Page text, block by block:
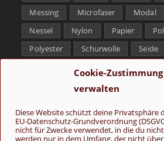
Cookie-Zustimmung
verwalten
Diese Website schützt deine Privatsphäre
EU-Datenschutz-Grundverordnung
nicht für Zwecke verwendet, in die du
werden nur in dem Umfang, der nicht
Messing
Microfaser Modal
Nessel
Nylon Papier
Polyester
Schurwolle Seide
Tencel
Yak
Folge uns